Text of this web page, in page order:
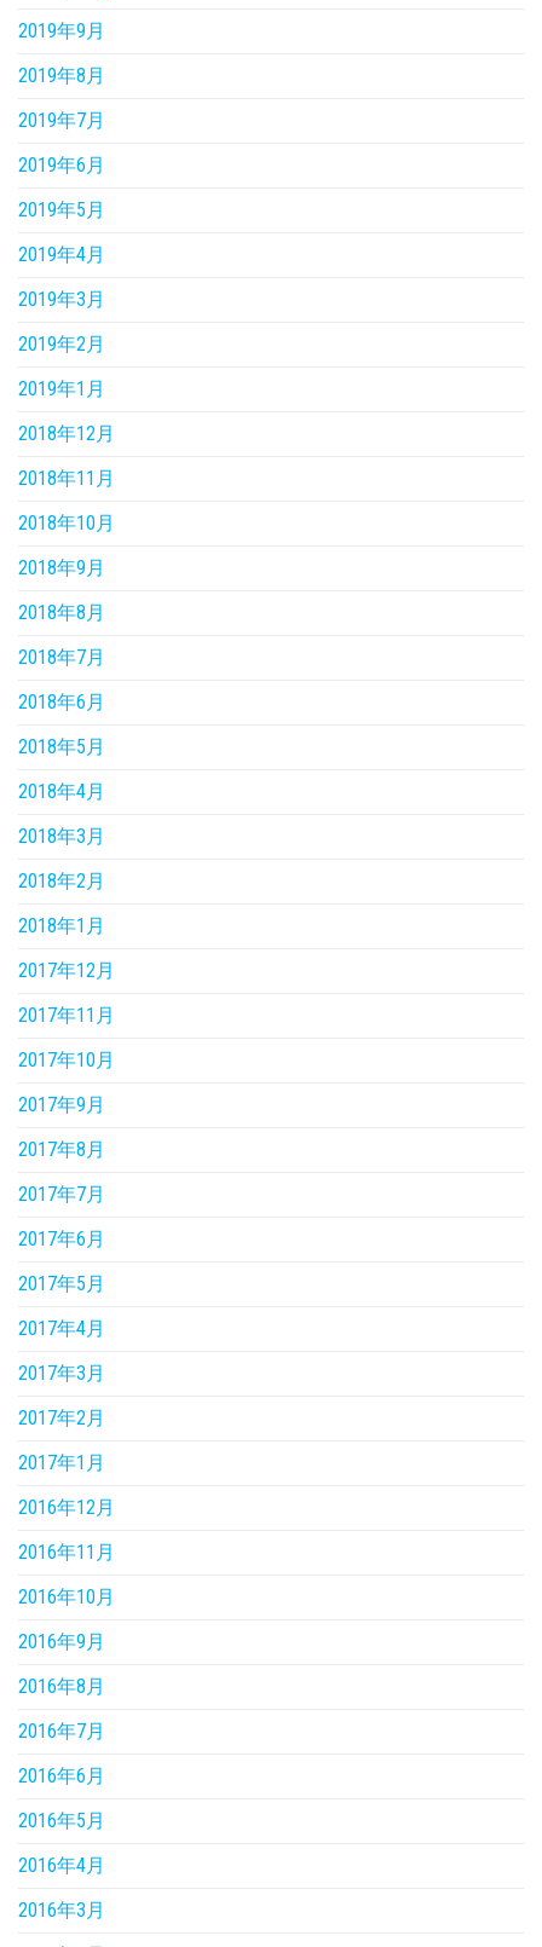
2019年9月
2019年8月
2019年7月
2019年6月
2019年5月
2019年4月
2019年3月
2019年2月
2019年1月
2018年12月
2018年11月
2018年10月
2018年9月
2018年8月
2018年7月
2018年6月
2018年5月
2018年4月
2018年3月
2018年2月
2018年1月
2017年12月
2017年11月
2017年10月
2017年9月
2017年8月
2017年7月
2017年6月
2017年5月
2017年4月
2017年3月
2017年2月
2017年1月
2016年12月
2016年11月
2016年10月
2016年9月
2016年8月
2016年7月
2016年6月
2016年5月
2016年4月
2016年3月